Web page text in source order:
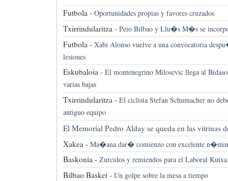
Futbola - Oportunidades propias y favores cruzados
Txirrindularitza - Peio Bilbao y Llu�s M�s se
Futbola - Xabi Alonso vuelve a una convocatoria
lesiones
Eskubaloia - El montenegrino Milosevic llega al
varias bajas
Txirrindularitza - El ciclista Stefan Schumacher no
antiguo equipo
El Memorial Pedro Alday se queda en las vitrinas
Xakea - Ma�ana dar� comienzo con excelente
Baskonia - Zurcidos y remiendos para el Laboral
Bilbao Basket - Un golpe sobre la mesa a tiempo